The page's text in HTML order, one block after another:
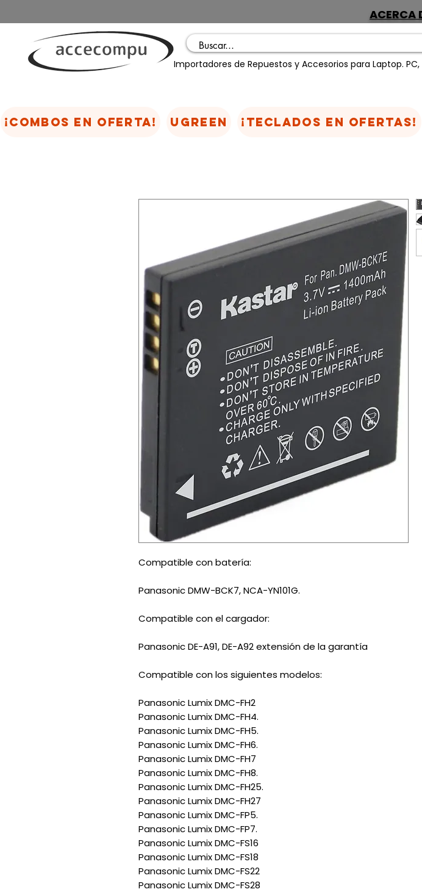
ACERCA
Importadores de Repuestos y Accesorios para Laptop.
Compatible con batería:
Panasonic DMW-BCK7, NCA-YN101G.
Compatible con el cargador:
Panasonic DE-A91, DE-A92 extensión de la garantía
Compatible con los siguientes modelos:
Panasonic Lumix DMC-FH2
Panasonic Lumix DMC-FH4.
Panasonic Lumix DMC-FH5.
Panasonic Lumix DMC-FH6.
Panasonic Lumix DMC-FH7
Panasonic Lumix DMC-FH8.
Panasonic Lumix DMC-FH25.
Panasonic Lumix DMC-FH27
Panasonic Lumix DMC-FP5.
Panasonic Lumix DMC-FP7.
Panasonic Lumix DMC-FS16
Panasonic Lumix DMC-FS18
Panasonic Lumix DMC-FS22
Panasonic Lumix DMC-FS28
¡COMBOS EN OFERTA! UGREEN ¡TECLADOS EN OFERTAS!